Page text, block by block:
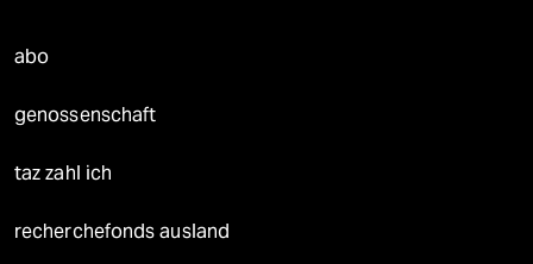
abo
genossenschaft
taz zahl ich
recherchefonds ausland